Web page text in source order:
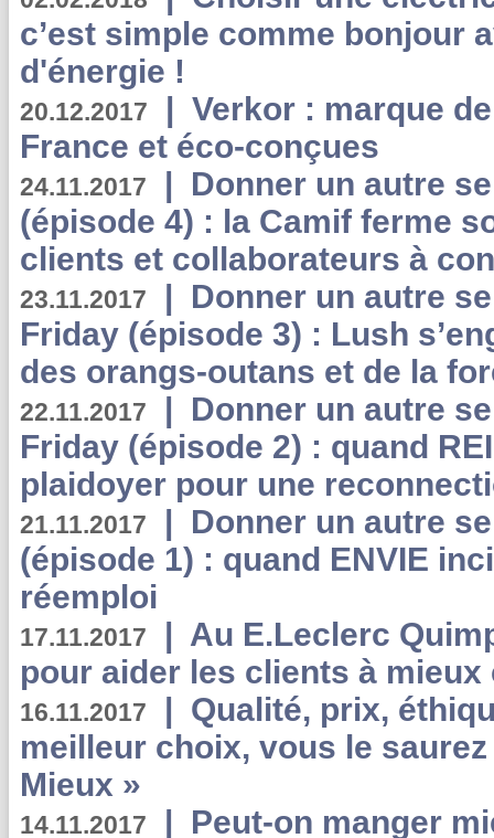
c’est simple comme bonjour
d'énergie !
20.12.2017 | Verkor : marque
France et éco-conçues
24.11.2017 | Donner un autre
(épisode 4) : la Camif ferme
clients et collaborateurs à
23.11.2017 | Donner un autre
Friday (épisode 3) : Lush
des orangs-outans et de la
22.11.2017 | Donner un autre
Friday (épisode 2) : quand
plaidoyer pour une
21.11.2017 | Donner un autre
(épisode 1) : quand ENVIE
réemploi
17.11.2017 | Au E.Leclerc
pour aider les clients à
16.11.2017 | Qualité, prix,
meilleur choix, vous le
Mieux »
14.11.2017 | Peut-on manger